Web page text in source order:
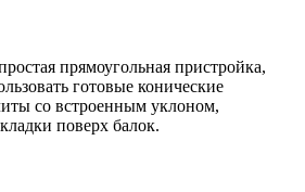
прямоугольная пристройка,
готовые конические
со встроенным уклоном,
поверх балок.